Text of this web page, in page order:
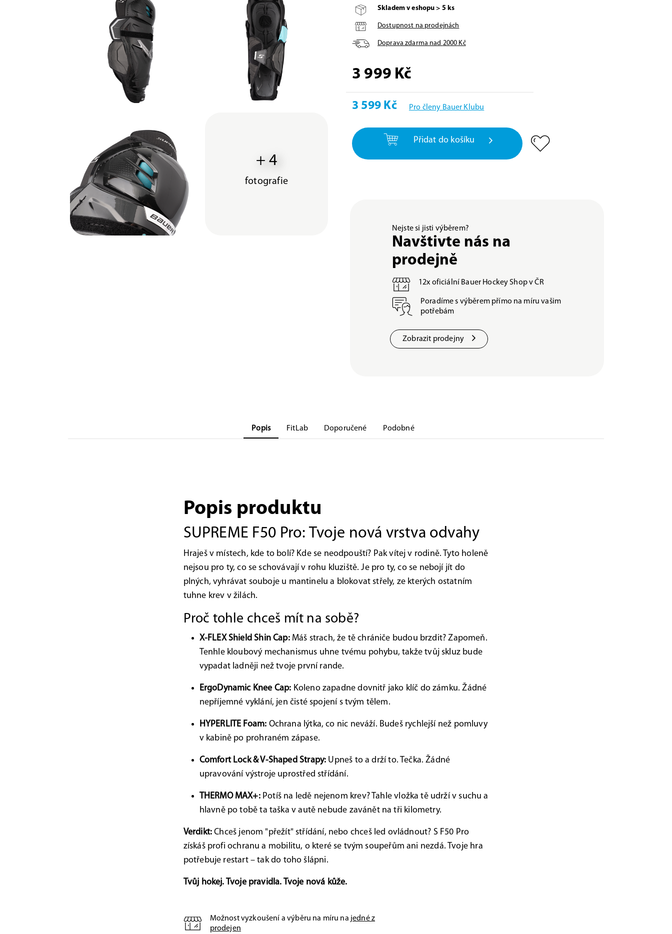
+ 4
fotografie
Skladem v eshopu > 5 ks
Dostupnost na prodejnách
Doprava zdarma nad 2000 Kč
3 999 Kč
3 599 Kč Pro členy Bauer Klubu
Přidat do košíku
Nejste si jisti výběrem?
Navštivte nás na
prodejně
12x oficiální Bauer Hockey Shop v ČR
Poradíme s výběrem přímo na míru vašim
potřebám
Zobrazit prodejny
Popis FitLab Doporučené Podobné
Popis produktu
SUPREME F50 Pro: Tvoje nová vrstva odvahy
Hraješ v místech, kde to bolí? Kde se neodpouští? Pak vítej v rodině. Tyto holeně
nejsou pro ty, co se schovávají v rohu kluziště. Je pro ty, co se nebojí jít do
plných, vyhrávat souboje u mantinelu a blokovat střely, ze kterých ostatním
tuhne krev v žilách.
Proč tohle chceš mít na sobě?
X-FLEX Shield Shin Cap:Máš strach, že tě chrániče budou brzdit? Zapomeň.
Tenhle kloubový mechanismus uhne tvému pohybu, takže tvůj skluz bude
vypadat ladněji než tvoje první rande.
ErgoDynamic Knee Cap: Koleno zapadne dovnitř jako klíč do zámku. Žádné
nepříjemné vyklání, jen čisté spojení s tvým tělem.
HYPERLITE Foam: Ochrana lýtka, co nic neváží. Budeš rychlejší než pomluvy
v kabině po prohraném zápase.
Comfort Lock & V-Shaped Strapy: Upneš to a drží to. Tečka. Žádné
upravování výstroje uprostřed střídání.
THERMO MAX+:Potíš na ledě nejenom krev? Tahle vložka tě udrží v suchu a
hlavně po tobě ta taška v autě nebude zavánět na tři kilometry.
Verdikt: Chceš jenom "přežít" střídání, nebo chceš led ovládnout? S F50 Pro
získáš profi ochranu a mobilitu, o které se tvým soupeřům ani nezdá. Tvoje hra
potřebuje restart – tak do toho šlápni.
Tvůj hokej. Tvoje pravidla. Tvoje nová kůže.
Možnost vyzkoušení a výběru na míru na jedné z
prodejen